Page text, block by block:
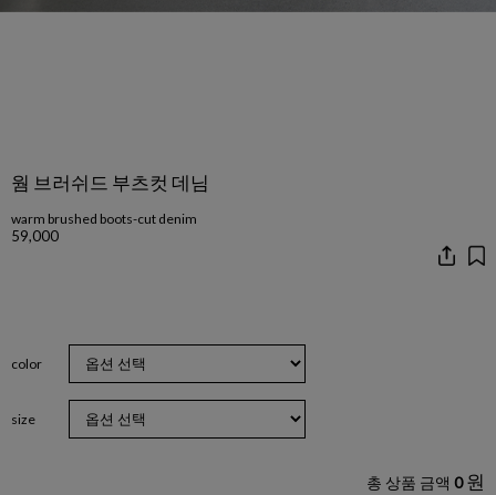
웜 브러쉬드 부츠컷 데님
warm brushed boots-cut denim
59,000
color
size
총 상품 금액 0 원